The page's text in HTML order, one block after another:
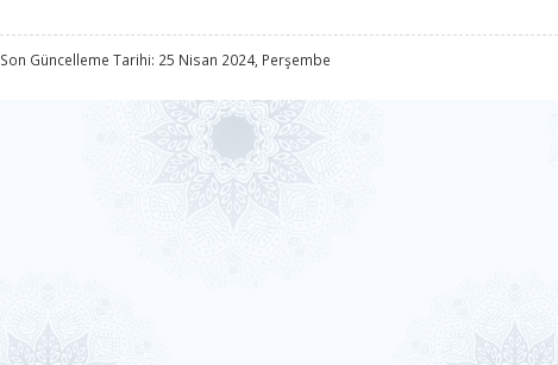
Son Güncelleme Tarihi: 25 Nisan 2024, Perşembe